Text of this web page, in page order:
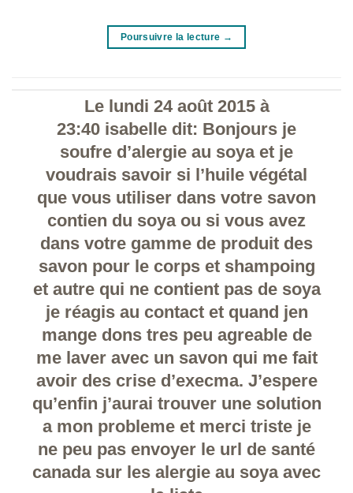
Poursuivre la lecture →
Le lundi 24 août 2015 à
23:40 isabelle dit: Bonjours je
soufre d’alergie au soya et je
voudrais savoir si l’huile végétal
que vous utiliser dans votre savon
contien du soya ou si vous avez
dans votre gamme de produit des
savon pour le corps et shampoing
et autre qui ne contient pas de soya
je réagis au contact et quand jen
mange dons tres peu agreable de
me laver avec un savon qui me fait
avoir des crise d’execma. J’espere
qu’enfin j’aurai trouver une solution
a mon probleme et merci triste je
ne peu pas envoyer le url de santé
canada sur les alergie au soya avec